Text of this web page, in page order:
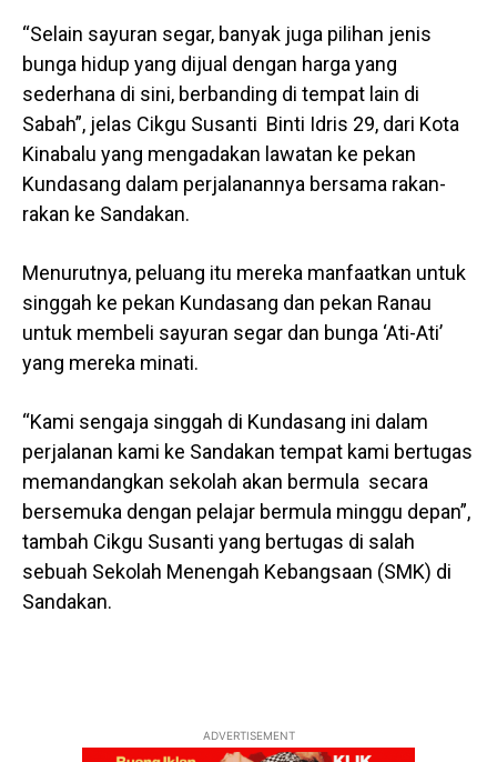
“Selain sayuran segar, banyak juga pilihan jenis
bunga hidup yang dijual dengan harga yang
sederhana di sini, berbanding di tempat lain di
Sabah”, jelas Cikgu Susanti Binti Idris 29, dari Kota
Kinabalu yang mengadakan lawatan ke pekan
Kundasang dalam perjalanannya bersama rakan-
rakan ke Sandakan.
Menurutnya, peluang itu mereka manfaatkan untuk
singgah ke pekan Kundasang dan pekan Ranau
untuk membeli sayuran segar dan bunga ‘Ati-Ati’
yang mereka minati.
“Kami sengaja singgah di Kundasang ini dalam
perjalanan kami ke Sandakan tempat kami bertugas
memandangkan sekolah akan bermula secara
bersemuka dengan pelajar bermula minggu depan”,
tambah Cikgu Susanti yang bertugas di salah
sebuah Sekolah Menengah Kebangsaan (SMK) di
Sandakan.
ADVERTISEMENT